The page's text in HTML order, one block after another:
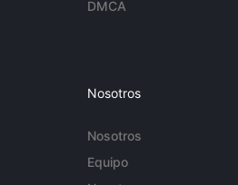
DMCA
Nosotros
Nosotros
Equipo